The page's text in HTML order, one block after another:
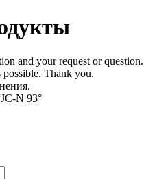
and your request or question.
Thank you.
N 93°